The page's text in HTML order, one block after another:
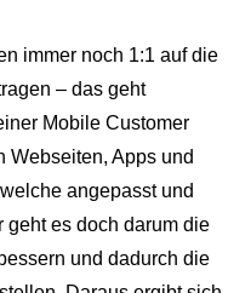
immer noch 1:1 auf die
– das geht
Mobile Customer
Webseiten, Apps und
angepasst und
es doch darum die
und dadurch die